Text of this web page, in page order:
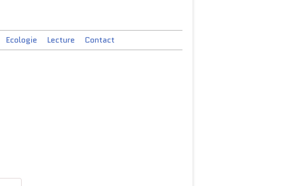
Ecologie Lecture Contact